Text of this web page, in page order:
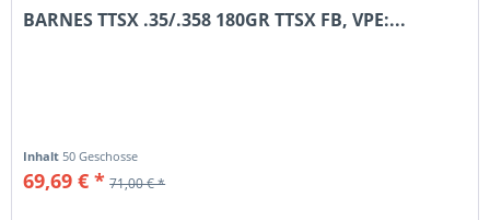
BARNES TTSX .35/.358 180GR TTSX FB, VPE:...
Inhalt50 Geschosse
69,69 € * 71,00 € *